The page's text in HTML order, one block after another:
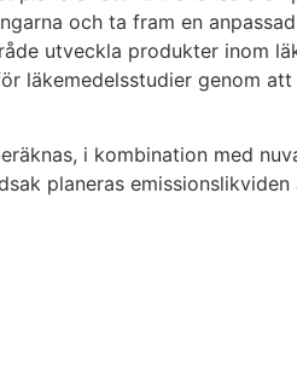
och ta fram en
utveckla produkter inom
läkemedelsstudier genom
i kombination med
planeras